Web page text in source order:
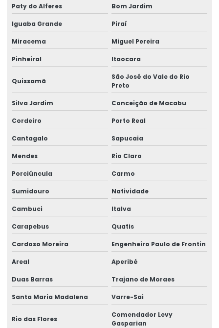
Manutenção corretiva de ponte rolante em am
Manutenção corretiva de ponte rolante em sc
Manutenção corretiva em pontes rolantes
Manutenção corretiva em talhas
Manutenção De Pontes Rolantes
Manutenção ponte rolante rio de janeiro
Manutenção ponte rolante santa catarina
Manutenção ponte rolante swf
Manutenção preventiva de ponte rolante em am
Manutenção preventiva ponte rolante araquari
Manutenção preventiva ponte rolante caxias do sul
Manutenção preventiva ponte rolante curitiba
Manutenção preventiva ponte rolante itajaí
Manutenção preventiva ponte rolante jaraguá do sul
Manutenção preventiva ponte rolante joinville
Paty do Alferes Bom Jardim
Iguaba Grande Piraí
Miracema Miguel Pereira
Pinheiral Itaocara
Quissamã
São José do Vale do Rio
Preto
Silva Jardim Conceição de Macabu
Cordeiro Porto Real
Cantagalo Sapucaia
Mendes Rio Claro
Porciúncula Carmo
Sumidouro Natividade
Cambuci Italva
Carapebus Quatis
Cardoso Moreira Engenheiro Paulo de Frontin
Areal Aperibé
Duas Barras Trajano de Moraes
Santa Maria Madalena Varre-Sai
Rio das Flores
Comendador Levy
Gasparian